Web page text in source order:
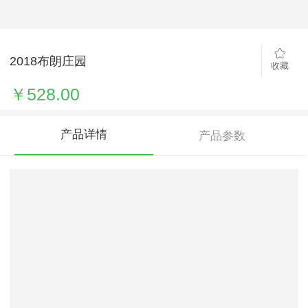
2018布朗庄园 收藏
￥528.00
产品详情 产品参数